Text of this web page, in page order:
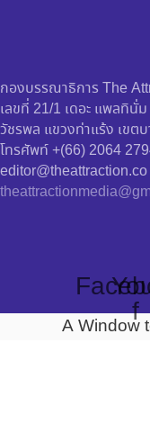
กองบรรณาธิการ The
เลขที่ 21/1 เดอะ แพลทิ
วัชรพล แขวงท่าแร้ง เขต
โทรศัพท์ +(66) 2064
editor@theattraction.co
f
A Window